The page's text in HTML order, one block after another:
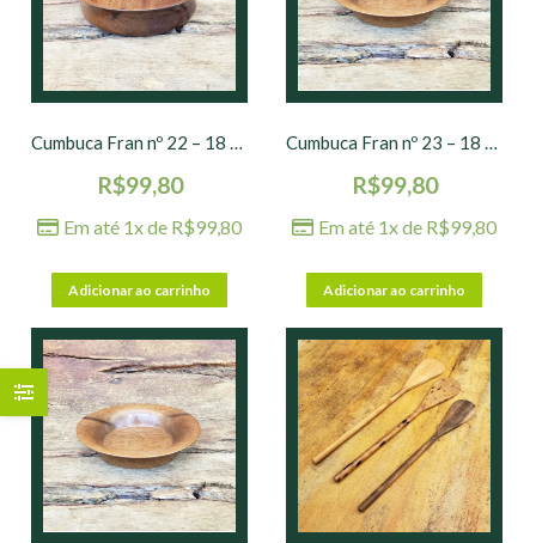
Cumbuca Fran nº 22 – 18 x 04 cm
R$99,80
Em até 1x de R$99,80
Adicionar ao carrinho
Cumbuca Fran nº 23 – 18 x 5 cm
R$99,80
Em até 1x de R$99,80
Adicionar ao carrinho